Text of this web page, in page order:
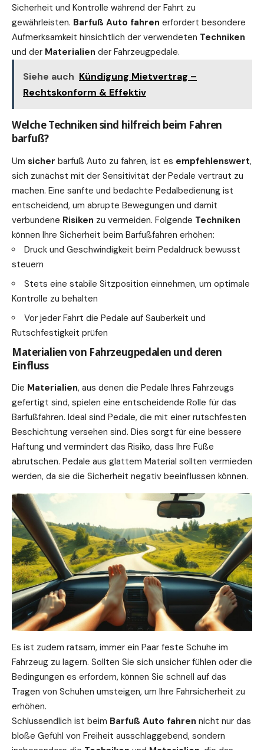
Sicherheit und Kontrolle während der Fahrt zu
gewährleisten. Barfuß Auto fahren erfordert besondere
Aufmerksamkeit hinsichtlich der verwendeten Techniken
und der Materialien der Fahrzeugpedale.
Siehe auch Kündigung Mietvertrag –
Rechtskonform & Effektiv
Welche Techniken sind hilfreich beim Fahren
barfuß?
Um sicher barfuß Auto zu fahren, ist es empfehlenswert,
sich zunächst mit der Sensitivität der Pedale vertraut zu
machen. Eine sanfte und bedachte Pedalbedienung ist
entscheidend, um abrupte Bewegungen und damit
verbundene Risiken zu vermeiden. Folgende Techniken
können Ihre Sicherheit beim Barfußfahren erhöhen:
Druck und Geschwindigkeit beim Pedaldruck bewusst
steuern
Stets eine stabile Sitzposition einnehmen, um optimale
Kontrolle zu behalten
Vor jeder Fahrt die Pedale auf Sauberkeit und
Rutschfestigkeit prüfen
Materialien von Fahrzeugpedalen und deren
Einfluss
Die Materialien, aus denen die Pedale Ihres Fahrzeugs
gefertigt sind, spielen eine entscheidende Rolle für das
Barfußfahren. Ideal sind Pedale, die mit einer rutschfesten
Beschichtung versehen sind. Dies sorgt für eine bessere
Haftung und vermindert das Risiko, dass Ihre Füße
abrutschen. Pedale aus glattem Material sollten vermieden
werden, da sie die Sicherheit negativ beeinflussen können.
Es ist zudem ratsam, immer ein Paar feste Schuhe im
Fahrzeug zu lagern. Sollten Sie sich unsicher fühlen oder die
Bedingungen es erfordern, können Sie schnell auf das
Tragen von Schuhen umsteigen, um Ihre Fahrsicherheit zu
erhöhen.
Schlussendlich ist beim Barfuß Auto fahren nicht nur das
bloße Gefühl von Freiheit ausschlaggebend, sondern